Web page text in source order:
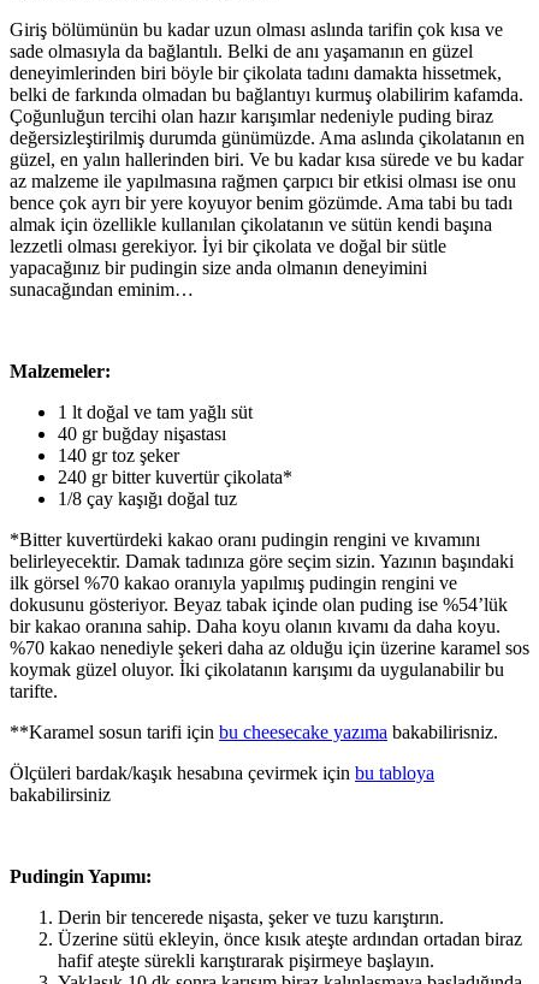
Giriş bölümünün bu kadar uzun olması aslında tarifin çok kısa ve
sade olmasıyla da bağlantılı. Belki de anı yaşamanın en güzel
deneyimlerinden biri böyle bir çikolata tadını damakta hissetmek,
belki de farkında olmadan bu bağlantıyı kurmuş olabilirim kafamda.
Çoğunluğun tercihi olan hazır karışımlar nedeniyle puding biraz
değersizleştirilmiş durumda günümüzde. Ama aslında çikolatanın en
güzel, en yalın hallerinden biri. Ve bu kadar kısa sürede ve bu kadar
az malzeme ile yapılmasına rağmen çarpıcı bir etkisi olması ise onu
bence çok ayrı bir yere koyuyor benim gözümde. Ama tabi bu tadı
almak için özellikle kullanılan çikolatanın ve sütün kendi başına
lezzetli olması gerekiyor. İyi bir çikolata ve doğal bir sütle
yapacağınız bir pudingin size anda olmanın deneyimini
sunacağından eminim…
Malzemeler:
1 lt doğal ve tam yağlı süt
40 gr buğday nişastası
140 gr toz şeker
240 gr bitter kuvertür çikolata*
1/8 çay kaşığı doğal tuz
*Bitter kuvertürdeki kakao oranı pudingin rengini ve kıvamını
belirleyecektir. Damak tadınıza göre seçim sizin. Yazının başındaki
ilk görsel %70 kakao oranıyla yapılmış pudingin rengini ve
dokusunu gösteriyor. Beyaz tabak içinde olan puding ise %54’lük
bir kakao oranına sahip. Daha koyu olanın kıvamı da daha koyu.
%70 kakao nenediyle şekeri daha az olduğu için üzerine karamel sos
koymak güzel oluyor. İki çikolatanın karışımı da uygulanabilir bu
tarifte.
**Karamel sosun tarifi için bu cheesecake yazıma bakabilirisniz.
Ölçüleri bardak/kaşık hesabına çevirmek için bu tabloya
bakabilirsiniz
Pudingin Yapımı:
Derin bir tencerede nişasta, şeker ve tuzu karıştırın.
Üzerine sütü ekleyin, önce kısık ateşte ardından ortadan biraz
hafif ateşte sürekli karıştırarak pişirmeye başlayın.